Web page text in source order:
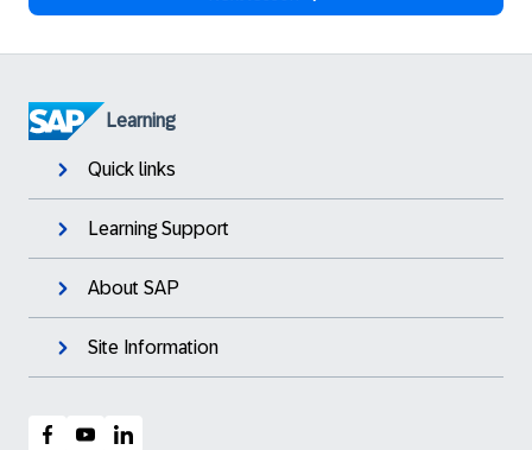
Learning
Quick links
Learning Support
About SAP
Site Information